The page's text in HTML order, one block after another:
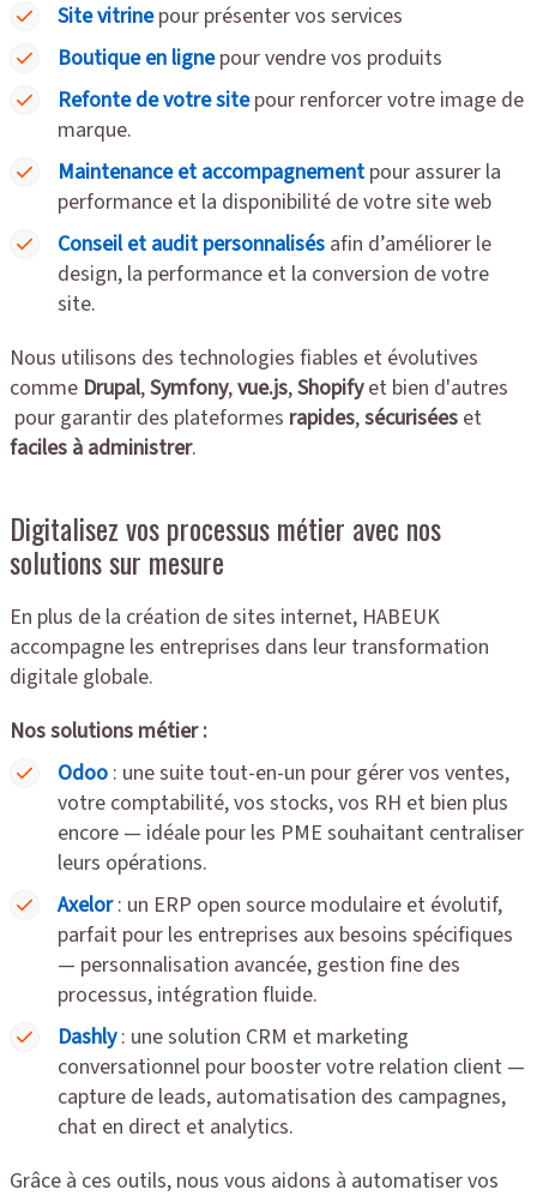
Site vitrinepour présenter vos services
Boutique en lignepour vendre vos produits
Refonte de votre sitepour renforcer votre image de
marque.
Maintenance et accompagnementpour assurer la
performance et la disponibilité de votre site web
Conseil et audit personnalisésafin d’améliorer le
design, la performance et la conversion de votre
site.
Nous utilisons des technologies fiables et évolutives
comme Drupal,Symfony,vue.js,Shopifyet bien d'autres
pour garantir des plateformes rapides,sécuriséeset
faciles à administrer.
Digitalisez vos processus métier avec nos
solutions sur mesure
En plus de la création de sites internet, HABEUK
accompagne les entreprises dans leur transformation
digitale globale.
Nos solutions métier :
Odoo: une suite tout-en-un pour gérer vos ventes,
votre comptabilité, vos stocks, vos RH et bien plus
encore — idéale pour les PME souhaitant centraliser
leurs opérations.
Axelor: un ERP open source modulaire et évolutif,
parfait pour les entreprises aux besoins spécifiques
— personnalisation avancée, gestion fine des
processus, intégration fluide.
Dashly: une solution CRM et marketing
conversationnel pour booster votre relation client —
capture de leads, automatisation des campagnes,
chat en direct et analytics.
Grâce à ces outils, nous vous aidons à automatiser vos